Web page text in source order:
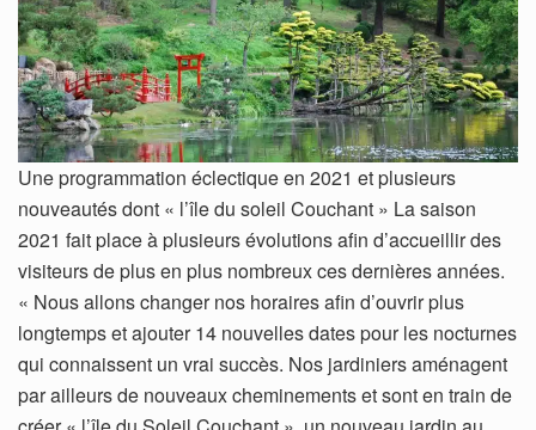
Une programmation éclectique en 2021 et plusieurs
nouveautés dont « l’île du soleil Couchant » La saison
2021 fait place à plusieurs évolutions afin d’accueillir des
visiteurs de plus en plus nombreux ces dernières années.
« Nous allons changer nos horaires afin d’ouvrir plus
longtemps et ajouter 14 nouvelles dates pour les nocturnes
qui connaissent un vrai succès. Nos jardiniers aménagent
par ailleurs de nouveaux cheminements et sont en train de